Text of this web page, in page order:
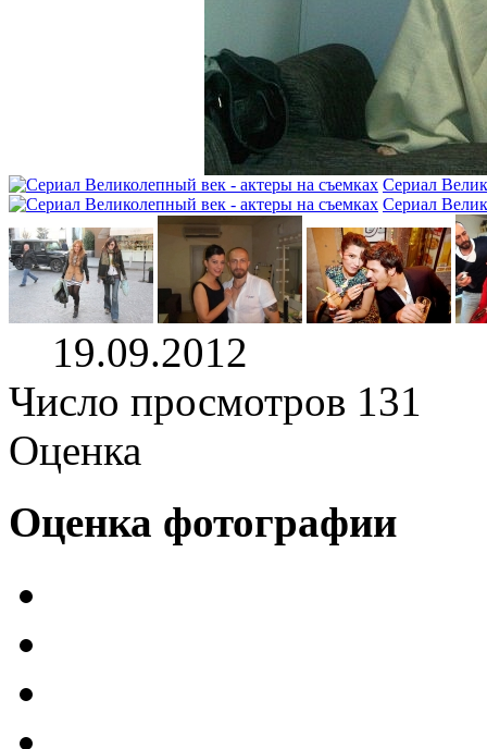
Сериал
Сериал
19.09.2012
Число просмотров 131
Оценка
Оценка фотографии